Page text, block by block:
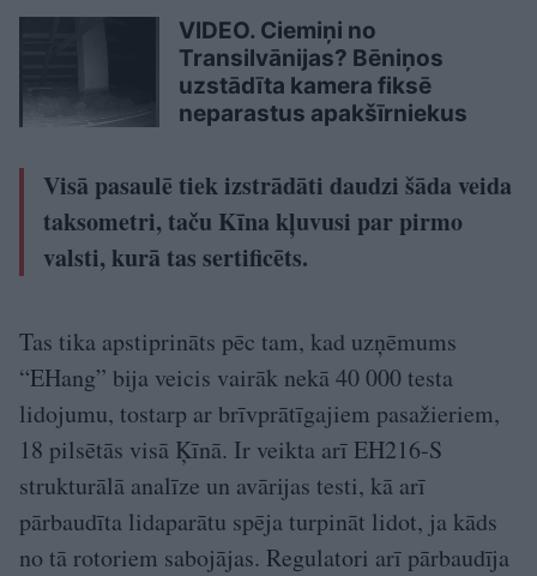
VIDEO. Ciemiņi no
Transilvānijas? Bēniņos
uzstādīta kamera fiksē
neparastus apakšīrniekus
Visā pasaulē tiek izstrādāti daudzi šāda veida
taksometri, taču Kīna kļuvusi par pirmo
valsti, kurā tas sertificēts.
Tas tika apstiprināts pēc tam, kad uzņēmums
“EHang” bija veicis vairāk nekā 40 000 testa
lidojumu, tostarp ar brīvprātīgajiem pasažieriem,
18 pilsētās visā Ķīnā. Ir veikta arī EH216-S
strukturālā analīze un avārijas testi, kā arī
pārbaudīta lidaparātu spēja turpināt lidot, ja kāds
no tā rotoriem sabojājas. Regulatori arī pārbaudīja